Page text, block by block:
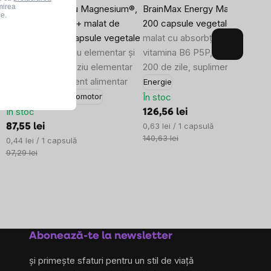
BrainMax Potasiu Magnesium®,
citrat de potasiu + malat de
magneziu, 200 capsule vegetale
100 mg de potasiu elementar și
60 mg de magneziu elementar
per doză, supliment alimentar
Aparat locomotor
În stoc
87,55 lei
Evaluare
preţ:
0,44 lei / 1 capsulă
97,29 lei
BrainMax Energy
200 capsule vegetale
malat cu absorbție ridicată și
vitamina B6 P5P, rezervă
200 de zile, supliment
Energie
În stoc
126,56 lei
Evaluare
preţ:
0,63 lei / 1 capsulă
140,63 lei
Abonează-te la newsletter
și primește sfaturi pentru un stil de viață